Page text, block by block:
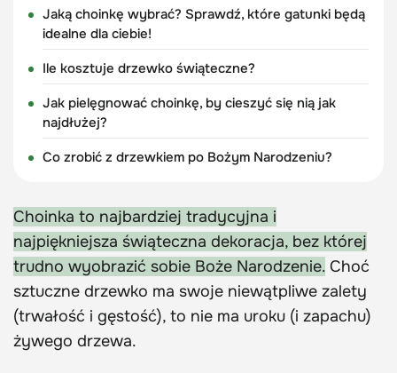
Jaką choinkę wybrać? Sprawdź, które gatunki będą
idealne dla ciebie!
Ile kosztuje drzewko świąteczne?
Jak pielęgnować choinkę, by cieszyć się nią jak
najdłużej?
Co zrobić z drzewkiem po Bożym Narodzeniu?
Choinka to najbardziej tradycyjna i
najpiękniejsza świąteczna dekoracja, bez której
trudno wyobrazić sobie Boże Narodzenie. Choć
sztuczne drzewko ma swoje niewątpliwe zalety
(trwałość i gęstość), to nie ma uroku (i zapachu)
żywego drzewa.